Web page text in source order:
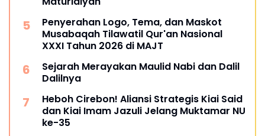
Penyerahan Logo, Tema, dan Maskot
Musabaqah Tilawatil Qur'an Nasional
XXXI Tahun 2026 di MAJT
Sejarah Merayakan Maulid Nabi dan Dalil
Dalilnya
Heboh Cirebon! Aliansi Strategis Kiai Said
dan Kiai Imam Jazuli Jelang Muktamar NU
ke-35